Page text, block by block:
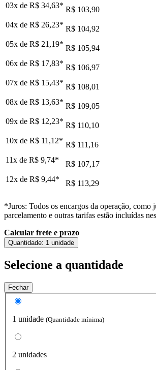
03x de R$ 34,63* R$ 103,90
04x de R$ 26,23* R$ 104,92
05x de R$ 21,19* R$ 105,94
06x de R$ 17,83* R$ 106,97
07x de R$ 15,43* R$ 108,01
08x de R$ 13,63* R$ 109,05
09x de R$ 12,23* R$ 110,10
10x de R$ 11,12* R$ 111,16
11x de R$ 9,74*
R$ 107,17
12x de R$ 9,44* R$ 113,29
*Juros: Todos os encargos da operação, como
parcelamento e outras tarifas estão incluídas
Calcular frete e prazo
Quantidade: 1 unidade
Selecione a quantidade
Fechar
1 unidade (Quantidade mínima)
2 unidades